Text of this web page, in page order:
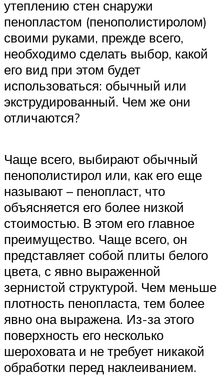
утеплению стен снаружи
пенопластом (пенополистиролом)
своими руками, прежде всего,
необходимо сделать выбор, какой
его вид при этом будет
использоваться: обычный или
экструдированный. Чем же они
отличаются?
Чаще всего, выбирают обычный
пенополистирол или, как его еще
называют – пенопласт, что
объясняется его более низкой
стоимостью. В этом его главное
преимущество. Чаще всего, он
представляет собой плиты белого
цвета, с явно выраженной
зернистой структурой. Чем меньше
плотность пенопласта, тем более
явно она выражена. Из-за этого
поверхность его несколько
шероховата и не требует никакой
обработки перед наклеиванием.